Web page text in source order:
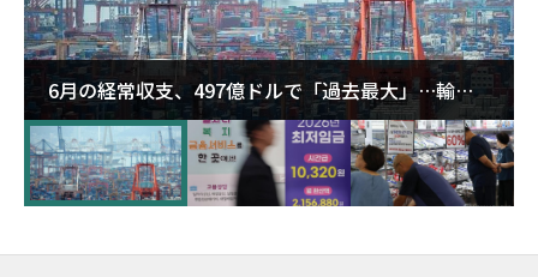
6月の経常収支、497億ドルで「過去最大」…輸出
が初の1000億ドル突破